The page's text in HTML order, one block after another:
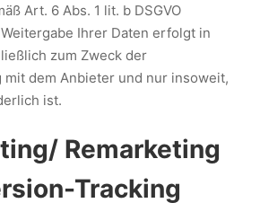
Art. 6 Abs. 1 lit. b DSGVO
Ihrer Daten erfolgt in
zum Zweck der
mit dem Anbieter und nur insoweit,
ist.
Remarketing
Tracking